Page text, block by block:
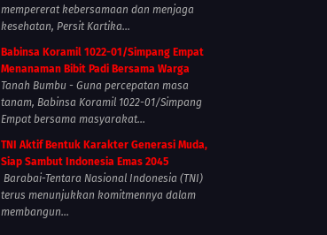
mempererat kebersamaan dan menjaga
kesehatan, Persit Kartika...
Babinsa Koramil 1022-01/Simpang Empat
Menanaman Bibit Padi Bersama Warga
Tanah Bumbu - Guna percepatan masa
tanam, Babinsa Koramil 1022-01/Simpang
Empat bersama masyarakat...
TNI Aktif Bentuk Karakter Generasi Muda,
Siap Sambut Indonesia Emas 2045
Barabai-Tentara Nasional Indonesia (TNI)
terus menunjukkan komitmennya dalam
membangun...